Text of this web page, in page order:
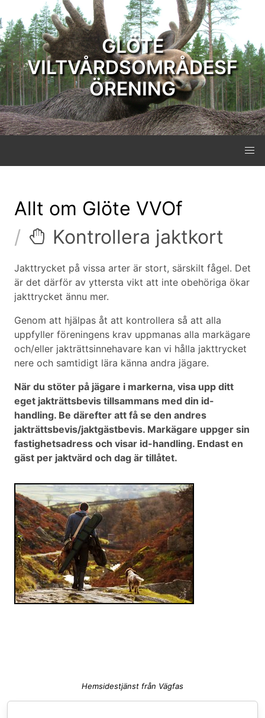
GLÖTE
VILTVÅRDSOMRÅDESF
ÖRENING
Allt om Glöte VVOf
Kontrollera jaktkort
Jakttrycket på vissa arter är stort, särskilt fågel. Det
är det därför av yttersta vikt att inte obehöriga ökar
jakttrycket ännu mer.
Genom att hjälpas åt att kontrollera så att alla
uppfyller föreningens krav uppmanas alla markägare
och/eller jakträttsinnehavare kan vi hålla jakttrycket
nere och samtidigt lära känna andra jägare.
När du stöter på jägare i markerna, visa upp ditt
eget jakträttsbevis tillsammans med din id-
handling. Be därefter att få se den andres
jakträttsbevis/jaktgästbevis. Markägare uppger sin
fastighetsadress och visar id-handling. Endast en
gäst per jaktvärd och dag är tillåtet.
Hemsidestjänst från Vägfas